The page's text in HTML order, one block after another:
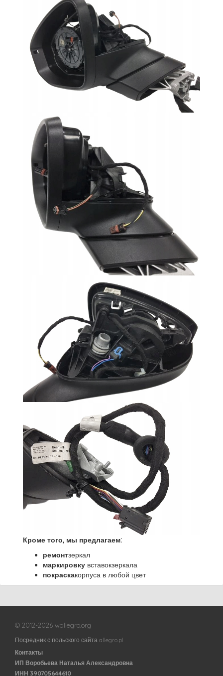
Кроме того, мы предлагаем:
ремонтзеркал
маркировку вставокзеркала
покраскакорпуса в любой цвет
© 2012-2026 wallegro.org
Посредник с польского сайта allegro.pl
Контакты
ИП Воробьева Наталья Александровна
ИНН 390705644610